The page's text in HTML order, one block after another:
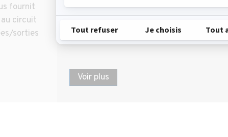
fournit
circuit
sorties
Voir plus